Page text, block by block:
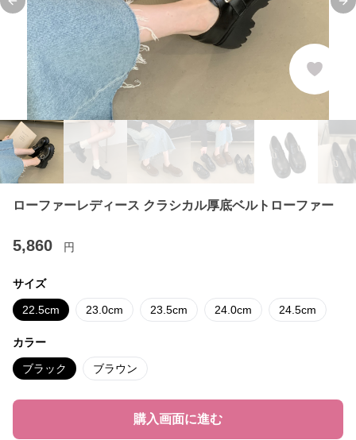
Previous slide
ローファーレディース クラシカル厚底ベルトローファー
5,860 円
サイズ
22.5cm 23.0cm 23.5cm 24.0cm 24.5cm
カラー
ブラック ブラウン
購入画面に進む